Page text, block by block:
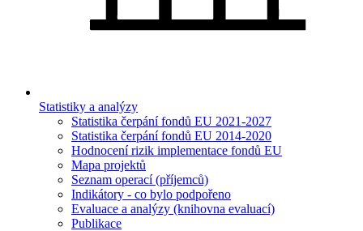
Statistiky a analýzy
Statistika čerpání fondů EU 2021-2027
Statistika čerpání fondů EU 2014-2020
Hodnocení rizik implementace fondů EU
Mapa projektů
Seznam operací (příjemců)
Indikátory - co bylo podpořeno
Evaluace a analýzy (knihovna evaluací)
Publikace